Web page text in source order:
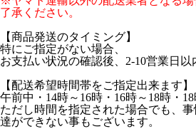
了承ください。
【商品発送のタイミング】
特にご指定がない場合、
お支払い状況の確認後、2-10営業日以
【配送希望時間帯をご指定出来ます】
午前中・14時～16時・16時～18時・
ただし時間を指定された場合でも、
達ができない事もございます。